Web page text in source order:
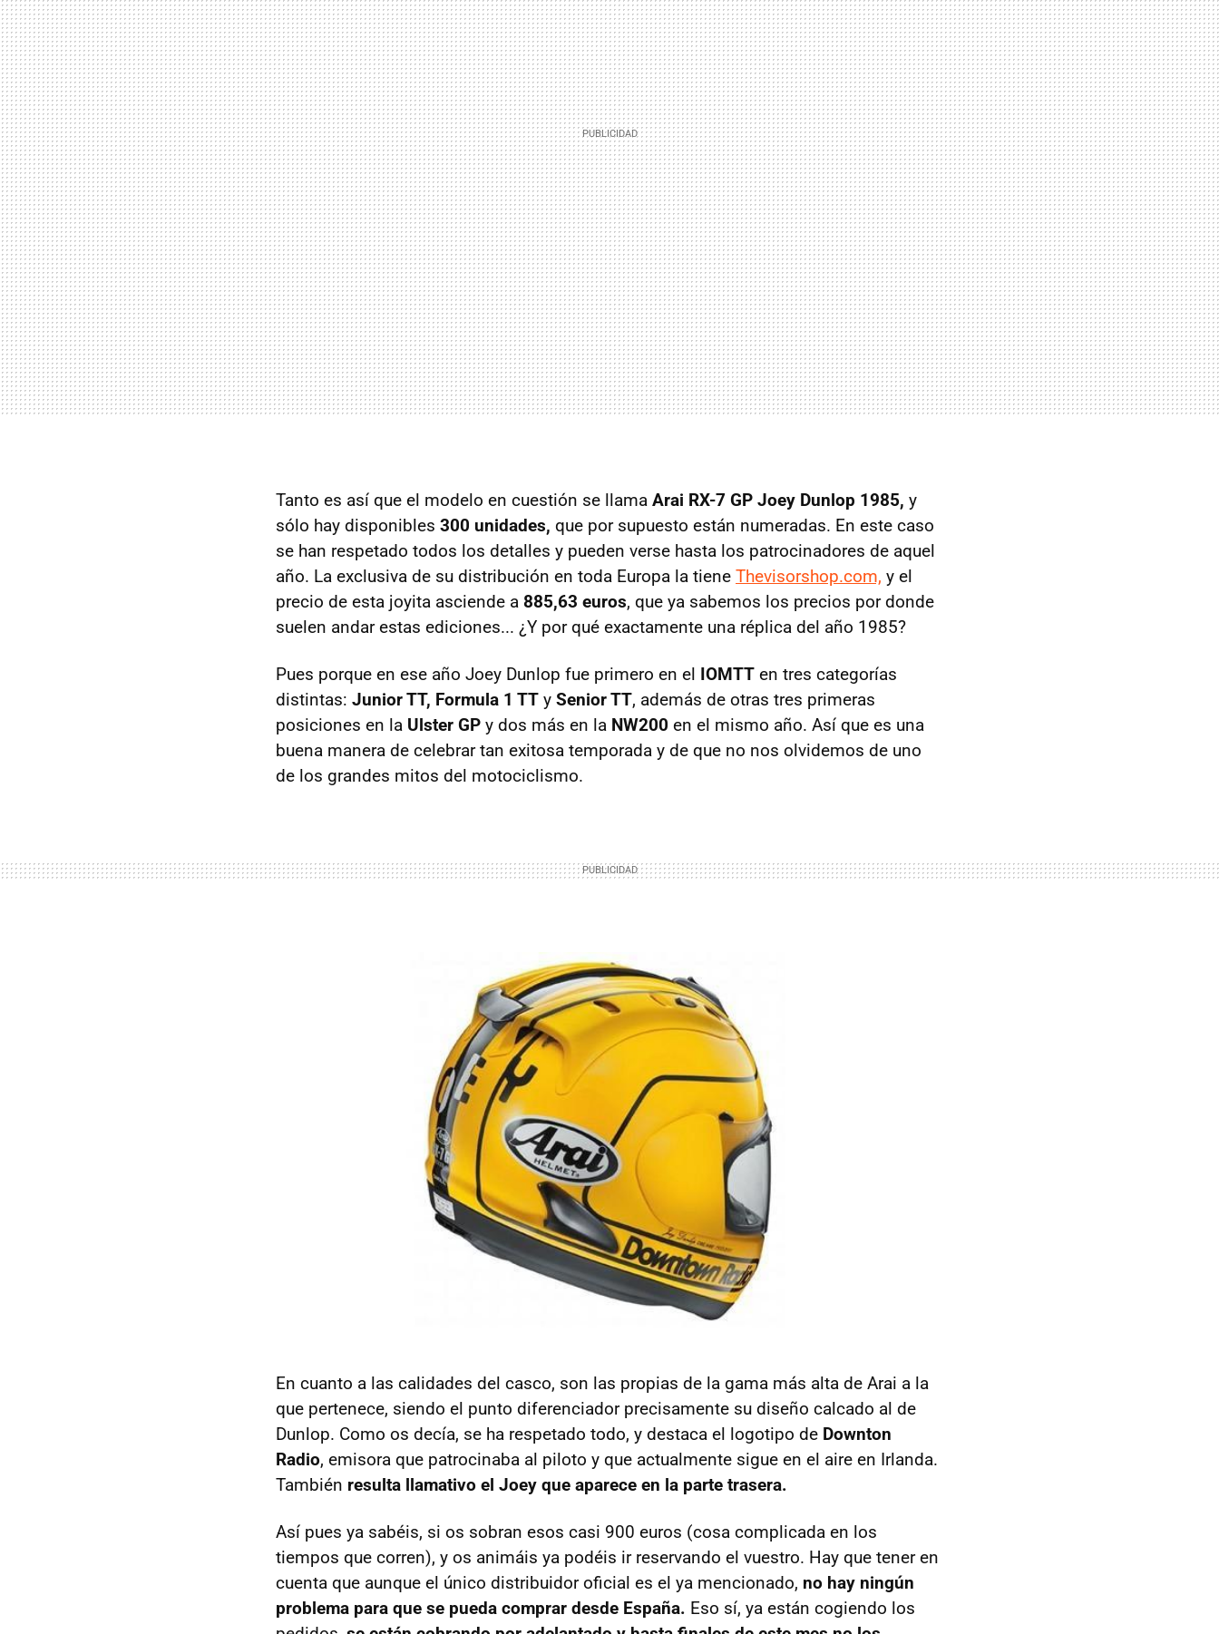
Tanto es así que el modelo en cuestión se llama Arai RX-7 GP Joey Dunlop 1985, y
sólo hay disponibles 300 unidades, que por supuesto están numeradas. En este caso
se han respetado todos los detalles y pueden verse hasta los patrocinadores de aquel
año. La exclusiva de su distribución en toda Europa la tiene Thevisorshop.com, y el
precio de esta joyita asciende a 885,63 euros, que ya sabemos los precios por donde
suelen andar estas ediciones... ¿Y por qué exactamente una réplica del año 1985?
Pues porque en ese año Joey Dunlop fue primero en el IOMTT en tres categorías
distintas: Junior TT, Formula 1 TT y Senior TT, además de otras tres primeras
posiciones en la Ulster GP y dos más en la NW200 en el mismo año. Así que es una
buena manera de celebrar tan exitosa temporada y de que no nos olvidemos de uno
de los grandes mitos del motociclismo.
En cuanto a las calidades del casco, son las propias de la gama más alta de Arai a la
que pertenece, siendo el punto diferenciador precisamente su diseño calcado al de
Dunlop. Como os decía, se ha respetado todo, y destaca el logotipo de Downton
Radio, emisora que patrocinaba al piloto y que actualmente sigue en el aire en Irlanda.
También resulta llamativo el Joey que aparece en la parte trasera.
Así pues ya sabéis, si os sobran esos casi 900 euros (cosa complicada en los
tiempos que corren), y os animáis ya podéis ir reservando el vuestro. Hay que tener en
cuenta que aunque el único distribuidor oficial es el ya mencionado, no hay ningún
problema para que se pueda comprar desde España. Eso sí, ya están cogiendo los